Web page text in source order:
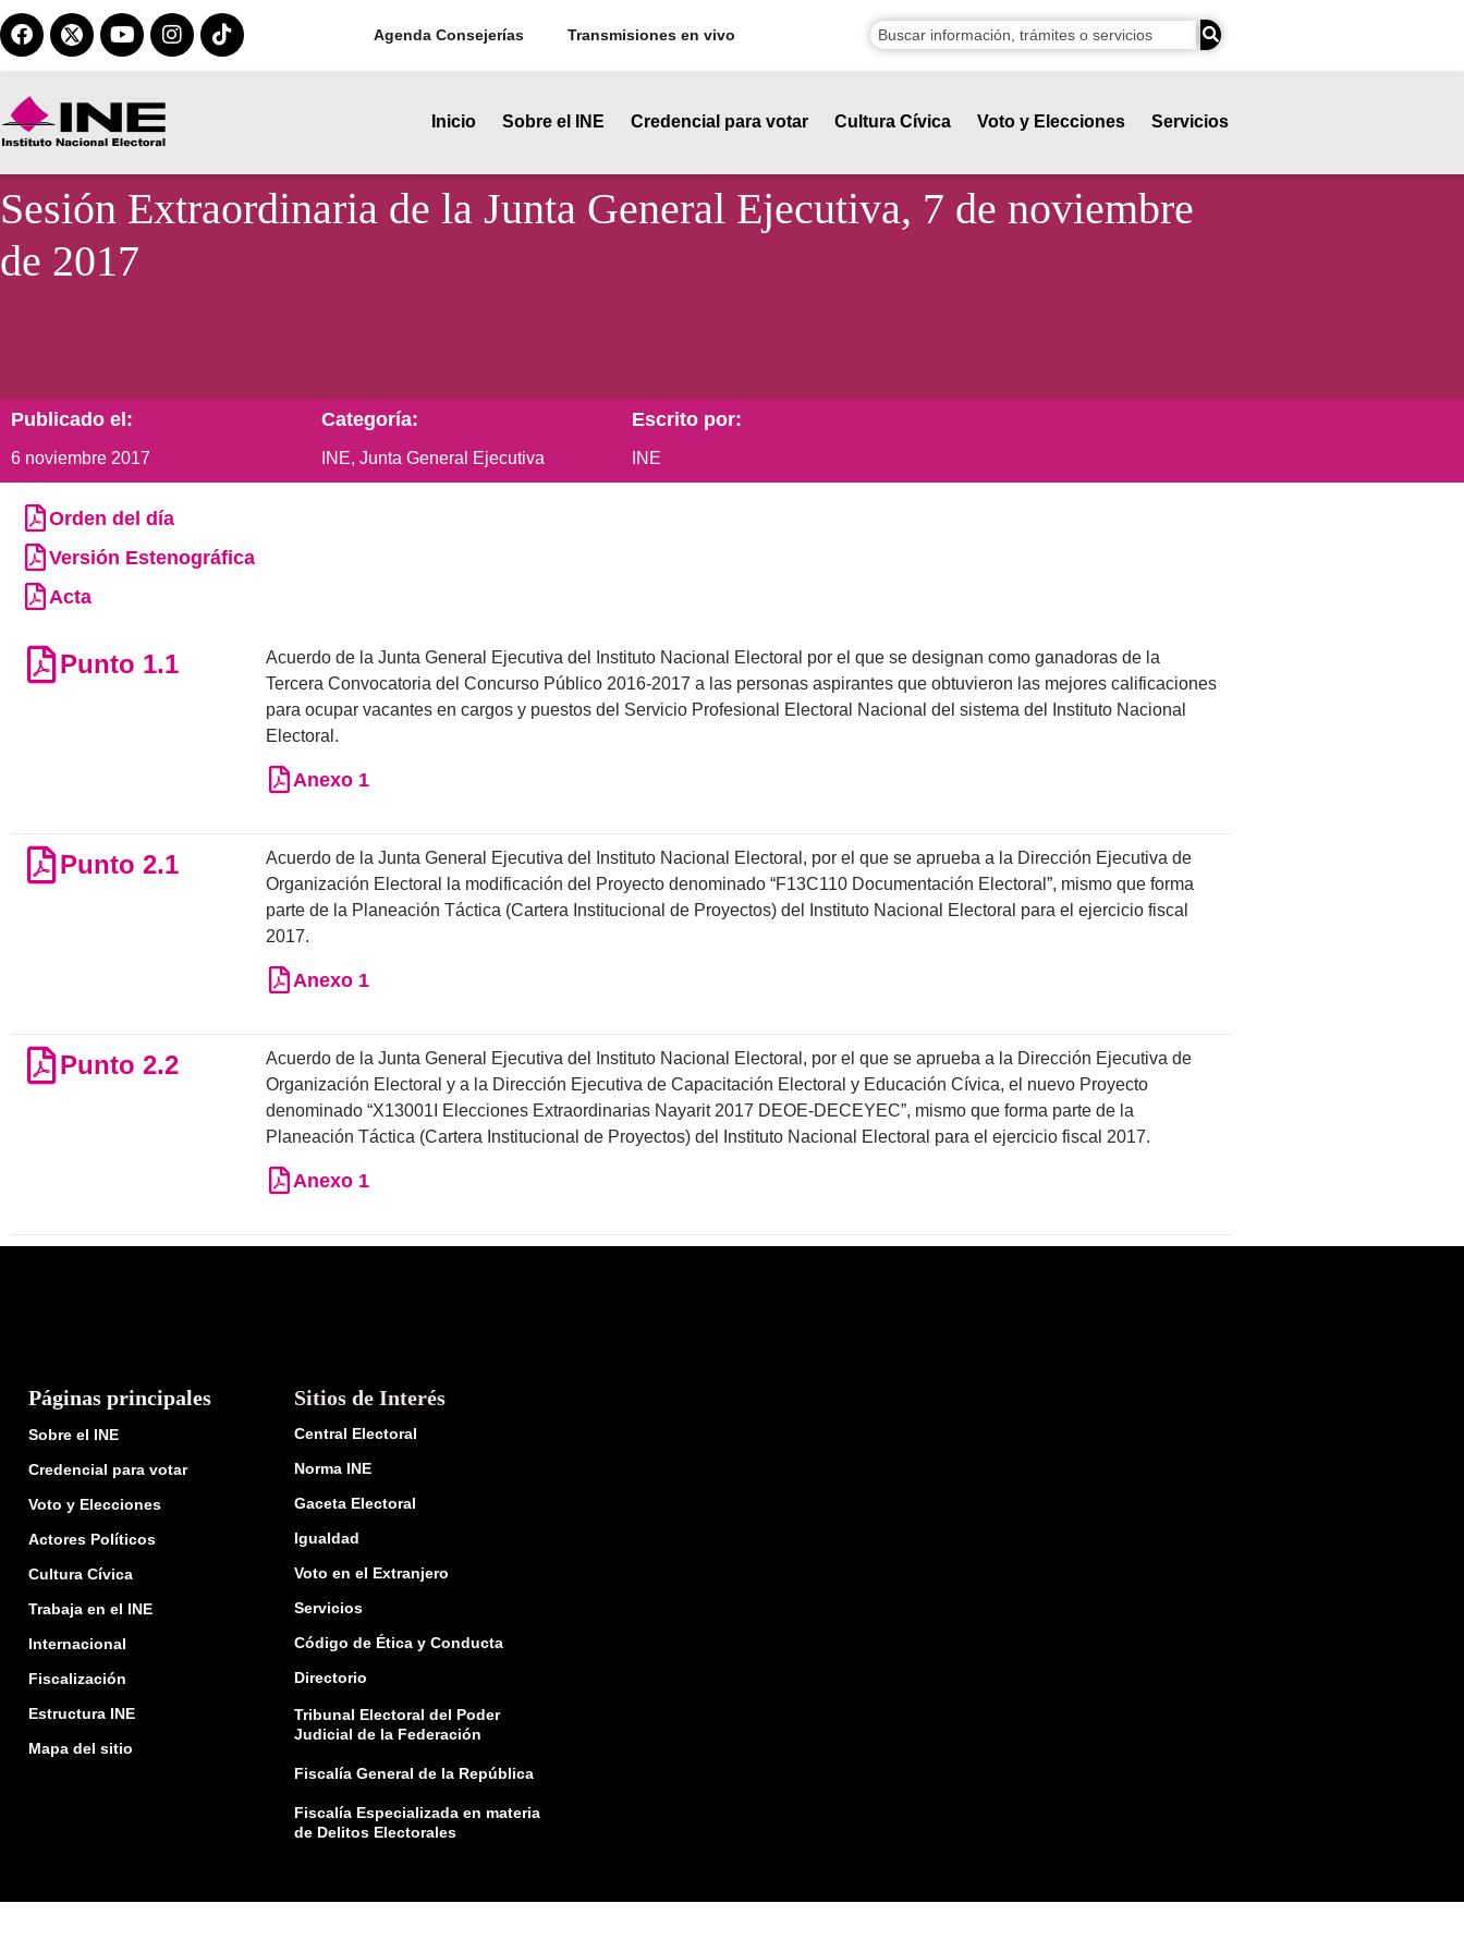
Agenda Consejerías Transmisiones en vivo
Inicio Sobre el INE Credencial para votar Cultura Cívica Voto y Elecciones Servicios
Sesión Extraordinaria de la Junta General Ejecutiva, 7 de noviembre
de 2017
Publicado el:
6 noviembre 2017
Categoría:
INE, Junta General Ejecutiva
Escrito por:
INE
Orden del día
Versión Estenográfica
Acta
Punto 1.1
Acuerdo de la Junta General Ejecutiva del Instituto Nacional Electoral por el que se designan como ganadoras de la
Tercera Convocatoria del Concurso Público 2016-2017 a las personas aspirantes que obtuvieron las mejores calificaciones
para ocupar vacantes en cargos y puestos del Servicio Profesional Electoral Nacional del sistema del Instituto Nacional
Electoral.
Anexo 1
Punto 2.1
Acuerdo de la Junta General Ejecutiva del Instituto Nacional Electoral, por el que se aprueba a la Dirección Ejecutiva de
Organización Electoral la modificación del Proyecto denominado “F13C110 Documentación Electoral”, mismo que forma
parte de la Planeación Táctica (Cartera Institucional de Proyectos) del Instituto Nacional Electoral para el ejercicio fiscal
2017.
Anexo 1
Punto 2.2
Acuerdo de la Junta General Ejecutiva del Instituto Nacional Electoral, por el que se aprueba a la Dirección Ejecutiva de
Organización Electoral y a la Dirección Ejecutiva de Capacitación Electoral y Educación Cívica, el nuevo Proyecto
denominado “X13001I Elecciones Extraordinarias Nayarit 2017 DEOE-DECEYEC”, mismo que forma parte de la
Planeación Táctica (Cartera Institucional de Proyectos) del Instituto Nacional Electoral para el ejercicio fiscal 2017.
Anexo 1
Páginas principales
Sobre el INE
Credencial para votar
Voto y Elecciones
Actores Políticos
Cultura Cívica
Trabaja en el INE
Internacional
Fiscalización
Estructura INE
Mapa del sitio
Sitios de Interés
Central Electoral
Norma INE
Gaceta Electoral
Igualdad
Voto en el Extranjero
Servicios
Código de Ética y Conducta
Directorio
Tribunal Electoral del Poder
Judicial de la Federación
Fiscalía General de la República
Fiscalía Especializada en materia
de Delitos Electorales